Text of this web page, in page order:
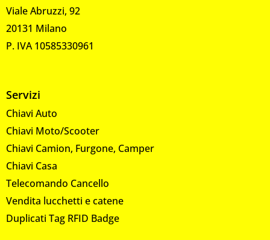
Viale Abruzzi, 92
20131 Milano
P. IVA 10585330961
Servizi
Chiavi Auto
Chiavi Moto/Scooter
Chiavi Camion, Furgone, Camper
Chiavi Casa
Telecomando Cancello
Vendita lucchetti e catene
Duplicati Tag RFID Badge